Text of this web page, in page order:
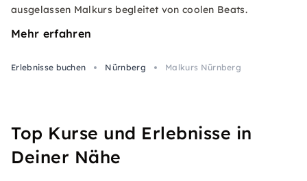
ausgelassen Malkurs begleitet von coolen Beats.
Mehr erfahren
Erlebnisse buchen Nürnberg Malkurs Nürnberg
Top Kurse und Erlebnisse in
Deiner Nähe